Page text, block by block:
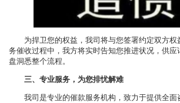
为捍卫您的权益，我司将与您签署约定双方
务催收过程中，我方将实时告知您推进状况，供
盘洞悉整个流程。
三、专业服务，为您排忧解难
我司是专业的催款服务机构，致力于提供全